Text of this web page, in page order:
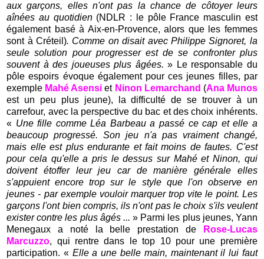
aux garçons, elles n'ont pas la chance de côtoyer leurs
aînées au quotidien(NDLR : le pôle France masculin est
également basé à Aix-en-Provence, alors que les femmes
sont à Créteil). Comme on disait avec Philippe Signoret, la
seule solution pour progresser est de se confronter plus
souvent à des joueuses plus âgées.» Le responsable du
pôle espoirs évoque également pour ces jeunes filles, par
exemple Mahé Asensi et Ninon Lemarchand (Ana Munos
est un peu plus jeune), la difficulté de se trouver à un
carrefour, avec la perspective du bac et des choix inhérents.
« Une fille comme Léa Barbeau a passé ce cap et elle a
beaucoup progressé. Son jeu n'a pas vraiment changé,
mais elle est plus endurante et fait moins de fautes. C'est
pour cela qu'elle a pris le dessus sur Mahé et Ninon, qui
doivent étoffer leur jeu car de manière générale elles
s'appuient encore trop sur le style que l'on observe en
jeunes - par exemple vouloir marquer trop vite le point. Les
garçons l'ont bien compris, ils n'ont pas le choix s'ils veulent
exister contre les plus âgés ... » Parmi les plus jeunes, Yann
Menegaux a noté la belle prestation de Rose-Lucas
Marcuzzo, qui rentre dans le top 10 pour une première
participation. « Elle a une belle main, maintenant il lui faut